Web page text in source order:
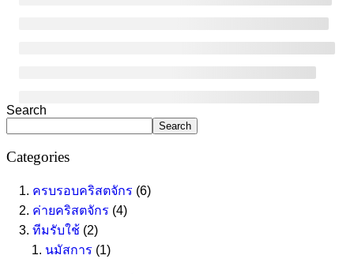
Asides
Search
Search
Categories
ครบรอบคริสตจักร (6)
ค่ายคริสตจักร (4)
ทีมรับใช้ (2)
นมัสการ (1)